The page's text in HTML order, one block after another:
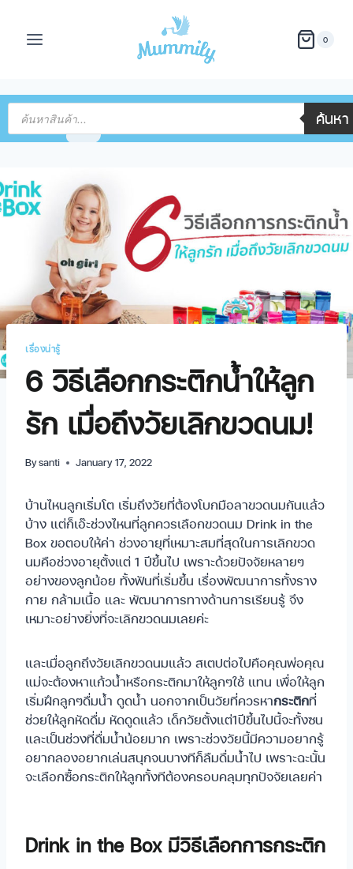
0
ค้นหา
เรื่องน่ารู้
6 วิธีเลือกกระติกน้ำให้ลูก
รัก เมื่อถึงวัยเลิกขวดนม!
Bysanti January 17, 2022
บ้านไหนลูกเริ่มโต เริ่มถึงวัยที่ต้องโบกมือลาขวดนมกันแล้ว
บ้าง แต่ก็เอ๊ะช่วงไหนที่ลูกควรเลือกขวดนม Drink in the
Box ขอตอบให้ค่า ช่วงอายุที่เหมาะสมที่สุดในการเลิกขวด
นมคือช่วงอายุตั้งแต่ 1 ปีขึ้นไป เพราะด้วยปัจจัยหลายๆ
อย่างของลูกน้อย ทั้งฟันที่เริ่มขึ้น เรื่องพัฒนาการทั้งราง
กาย กล้ามเนื้อ และ พัฒนาการทางด้านการเรียนรู้ จึง
เหมาะอย่างยิ่งที่จะเลิกขวดนมเลยค่ะ
และเมื่อลูกถึงวัยเลิกขวดนมแล้ว สเตปต่อไปคือคุณพ่อคุณ
แม่จะต้องหาแก้วน้ำหรือกระติกมาให้ลูกๆใช้ แทน เพื่อให้ลูก
เริ่มฝึกลูกๆดื่มน้ำ ดูดน้ำ นอกจากเป็นวัยที่ควรหากระติกที่
ช่วยให้ลูกหัดดื่ม หัดดูดแล้ว เด็กวัยตั้งแต่1ปีขึ้นไปนี้จะทั้งซน
และเป็นช่วงที่ดื่มน้ำน้อยมาก เพราะช่วงวัยนี้มีความอยากรู้
อยากลองอยากเล่นสนุกจนบางทีก็ลืมดื่มน้ำไป เพราะฉะนั้น
จะเลือกซื้อกระติกให้ลูกทั้งทีต้องครอบคลุมทุกปัจจัยเลยค่า
Drink in the Box มีวิธีเลือกการกระติก